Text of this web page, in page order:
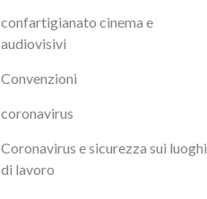
confartigianato cinema e
audiovisivi
Convenzioni
coronavirus
Coronavirus e sicurezza sui luoghi
di lavoro